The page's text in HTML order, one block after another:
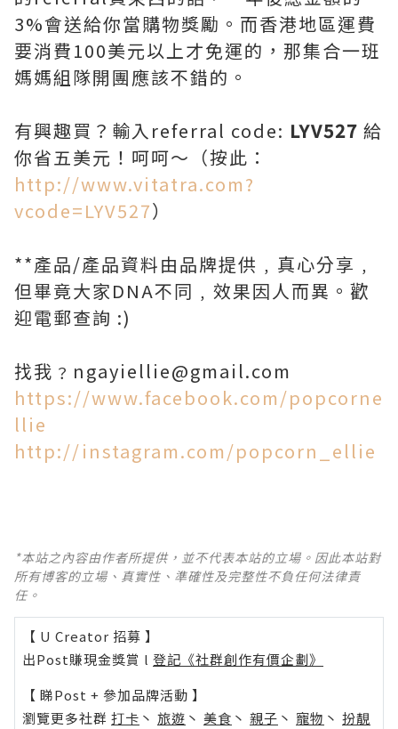
3%會送給你當購物獎勵。而香港地區運費
要消費100美元以上才免運的，那集合一班
媽媽組隊開團應該不錯的。
有興趣買？輸入referral code: LYV527 給
你省五美元！呵呵～（按此：
http://www.vitatra.com?
vcode=LYV527）
**產品/產品資料由品牌提供﹐真心分享﹐
但畢竟大家DNA不同﹐效果因人而異。歡
迎電郵查詢 :)
找我﹖ngayiellie@gmail.com
https://www.facebook.com/popcorne
llie
http://instagram.com/popcorn_ellie
*本站之內容由作者所提供，並不代表本站的立場。因此本站對
所有博客的立場、真實性、準確性及完整性不負任何法律責
任。
【 U Creator 招募 】
出Post賺現金獎賞 l 登記《社群創作有價企劃》
【 睇Post + 參加品牌活動 】
瀏覽更多社群 打卡 丶 旅遊 丶 美食 丶 親子 丶 寵物 丶 扮靚